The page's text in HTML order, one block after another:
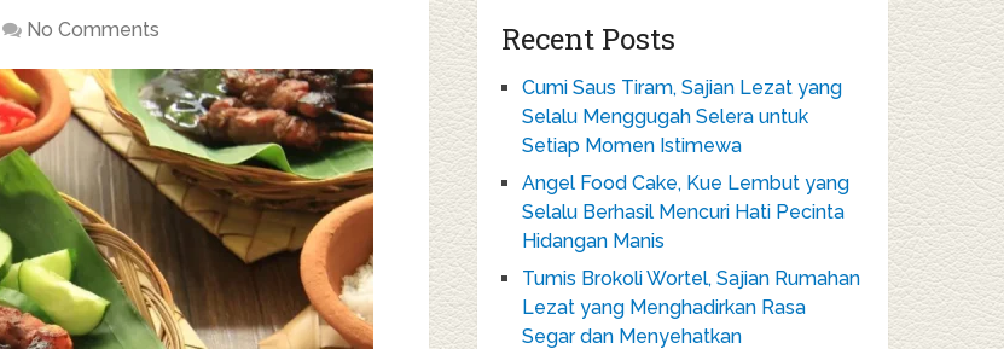
No Comments Recent Posts
Cumi Saus Tiram, Sajian Lezat yang
Selalu Menggugah Selera untuk
Setiap Momen Istimewa
Angel Food Cake, Kue Lembut yang
Selalu Berhasil Mencuri Hati Pecinta
Hidangan Manis
Tumis Brokoli Wortel, Sajian Rumahan
Lezat yang Menghadirkan Rasa
Segar dan Menyehatkan